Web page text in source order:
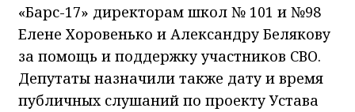
«Барс-17» директорам школ № 101 и №98
Елене Хоровенько и Александру Белякову
за помощь и поддержку участников СВО.
Депутаты назначили также дату и время
публичных слушаний по проекту Устава